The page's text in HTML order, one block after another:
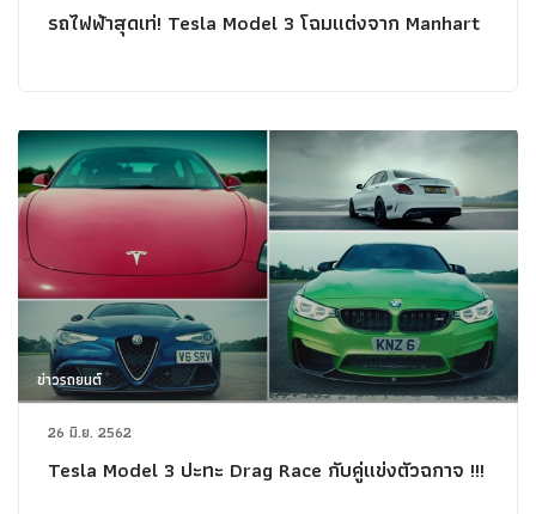
รถไฟฟ้าสุดเท่! Tesla Model 3 โฉมแต่งจาก Manhart
ข่าวรถยนต์
26 มิ.ย. 2562
Tesla Model 3 ปะทะ Drag Race กับคู่แข่งตัวฉกาจ !!!